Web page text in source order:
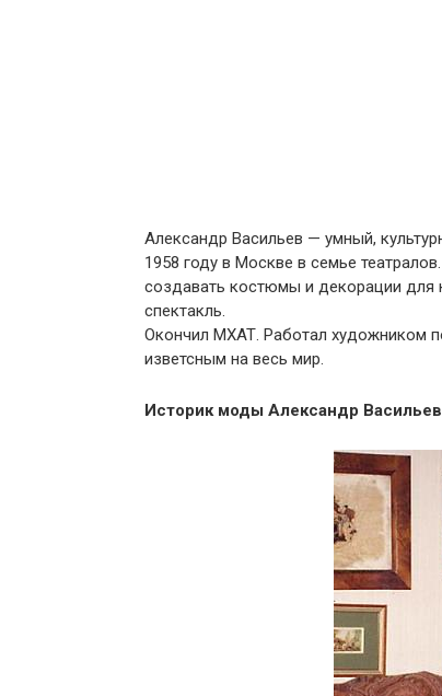
Александр Васильев — умный,
1958 году в Москве в семье
создавать костюмы и декорации для
спектакль.
Окончил МХАТ. Работал художником
изветсным на весь мир.
Историк моды Александр